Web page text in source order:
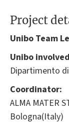
Project
Unibo Team
Unibo
Dipartimento
Coordinator:
ALMA MATER
Bologna(Italy)